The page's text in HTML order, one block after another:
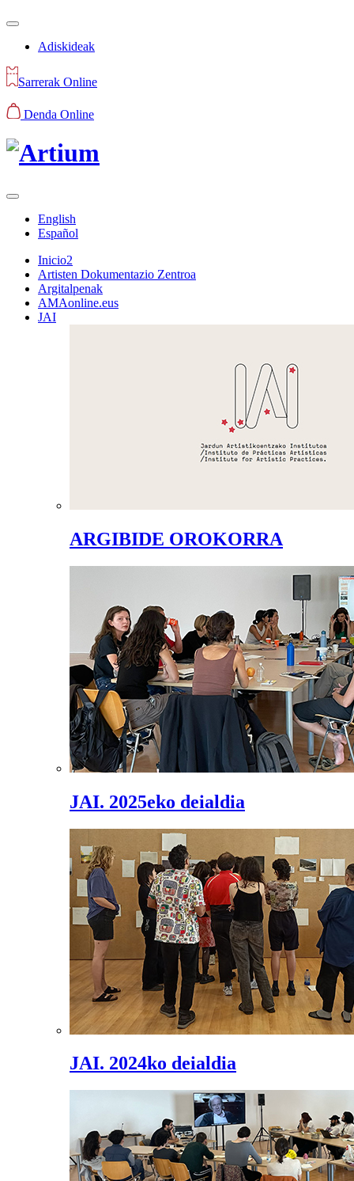
Adiskideak
Sarrerak Online
Denda Online
English
Español
Inicio2
Artisten Dokumentazio Zentroa
Argitalpenak
AMAonline.eus
JAI
ARGIBIDE OROKORRA
JAI. 2025eko deialdia
JAI. 2024ko deialdia